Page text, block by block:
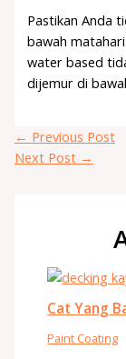
Pastikan Anda
bawah
water based
dijemur di
← Previous Post
Next Post →
Cat Yang
Paint Coating